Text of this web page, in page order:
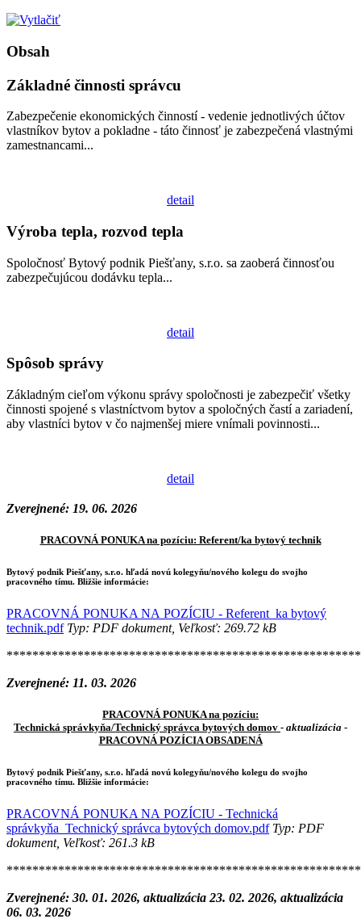
Obsah
Základné činnosti správcu
Zabezpečenie ekonomických činností - vedenie jednotlivých účtov
vlastníkov bytov a pokladne - táto činnosť je zabezpečená vlastnými
zamestnancami...
detail
Výroba tepla, rozvod tepla
Spoločnosť Bytový podnik Piešťany, s.r.o. sa zaoberá činnosťou
zabezpečujúcou dodávku tepla...
detail
Spôsob správy
Základným cieľom výkonu správy spoločnosti je zabezpečiť všetky
činnosti spojené s vlastníctvom bytov a spoločných častí a zariadení,
aby vlastníci bytov v čo najmenšej miere vnímali povinnosti...
detail
Zverejnené: 19. 06. 2026
PRACOVNÁ PONUKA na pozíciu: Referent/ka bytový technik
Bytový podnik Piešťany, s.r.o. hľadá novú kolegyňu/nového kolegu do svojho
pracovného tímu. Bližšie informácie:
PRACOVNÁ PONUKA NA POZÍCIU - Referent_ka bytový
technik.pdfTyp: PDF dokument, Veľkosť: 269.72 kB
Zverejnené: 11. 03. 2026
PRACOVNÁ PONUKA na pozíciu:
Technická správkyňa/Technický správca bytových domov - aktualizácia -
PRACOVNÁ POZÍCIA OBSADENÁ
Bytový podnik Piešťany, s.r.o. hľadá novú kolegyňu/nového kolegu do svojho
pracovného tímu. Bližšie informácie:
PRACOVNÁ PONUKA NA POZÍCIU - Technická
správkyňa_Technický správca bytových domov.pdfTyp: PDF
dokument, Veľkosť: 261.3 kB
Zverejnené: 30. 01. 2026, aktualizácia 23. 02. 2026, aktualizácia
06. 03. 2026